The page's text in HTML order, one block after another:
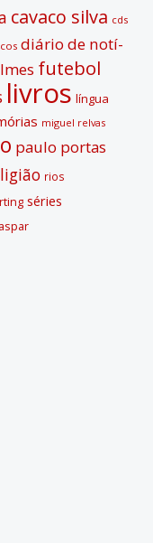
cavaco silva cds
diário de notí­
futebol
livros lí­ngua
miguel relvas
paulo portas
rios
séries